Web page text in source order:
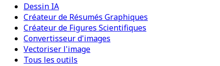
Dessin IA
Créateur de Résumés Graphiques
Créateur de Figures Scientifiques
Convertisseur d'images
Vectoriser l'image
Tous les outils